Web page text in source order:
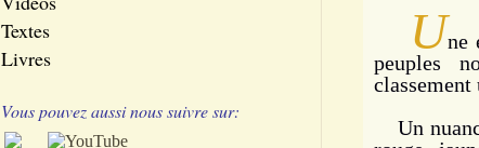
Textes
Livres
Vous pouvez aussi nous suivre sur:
Une
peuples
classement
Un